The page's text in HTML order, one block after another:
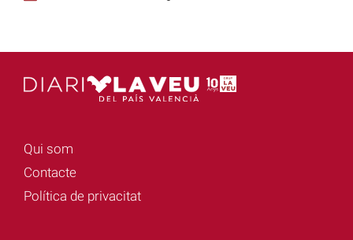
Qui som
Contacte
Política de privacitat